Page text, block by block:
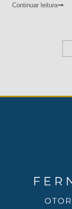
Continuar leitura